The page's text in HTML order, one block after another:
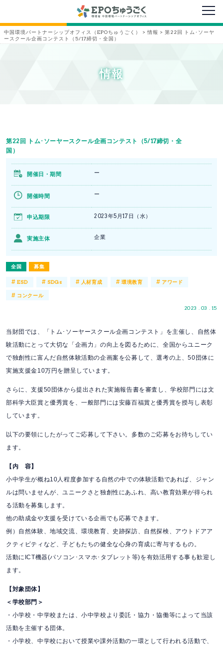
メニ
中国環境パートナーシップオフィス（EPOちゅうごく） > 情報 > 第22回 トム･ソーヤ
ースクール企画コンテスト（5/17締切・全国）
情報
第22回 トム･ソーヤースクール企画コンテスト（5/17締切・全
国）
全国 募集
2023 . 03 . 15
開催日・期間 ー
開催時間 ー
申込期限 2023年5月17日（水）
実施主体 企業
#ESD # SDGs # 人材育成 # 環境教育 # アワード
# コンクール
当財団では、「トム･ソーヤースクール企画コンテスト」を主催し、自然体
験活動にとって大切な「企画力」の向上を図るために、全国からユニーク
で独創性に富んだ自然体験活動の企画案を公募して、選考の上、50団体に
実施支援金10万円を贈呈しています。
さらに、支援50団体から提出された実施報告書を審査し、学校部門には文
部科学大臣賞と優秀賞を、一般部門には安藤百福賞と優秀賞を授与し表彰
しています。
以下の要領にしたがってご応募して下さい。多数のご応募をお待ちしてい
ます。
【内 容】
小中学生が概ね10人程度参加する自然の中での体験活動であれば、ジャン
ルは問いませんが、ユニークさと独創性にあふれ、高い教育効果が得られ
る活動を募集します。
他の助成金や支援を受けている企画でも応募できます。
例）自然体験、地域交流、環境教育、史跡探訪、自然探検、アウトドアア
クティビティなど、子どもたちの健全な心身の育成に寄与するもの。
活動にICT機器(パソコン･スマホ･タブレット等)を有効活用する事も歓迎し
ます。
【対象団体】
＜学校部門＞
・小学校・中学校または、小中学校より委託・協力・協働等によって当該
活動を主催する団体。
・小学校、中学校において授業や課外活動の一環として行われる活動で、